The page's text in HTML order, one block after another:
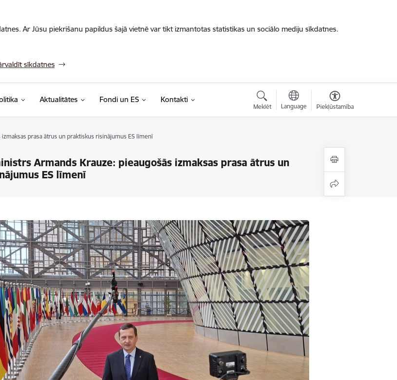
Ar Jūsu piekrišanu papildus šajā vietnē var tikt izmantotas statistikas un sociālo mediju sīkdatnes.
sīkdatnes
Aktualitātes Fondi un ES Kontakti
Meklēt Language Piekļūstamība
prasa ātrus un praktiskus risinājumus ES līmenī
Armands Krauze: pieaugošās izmaksas prasa ātrus un
ES līmenī